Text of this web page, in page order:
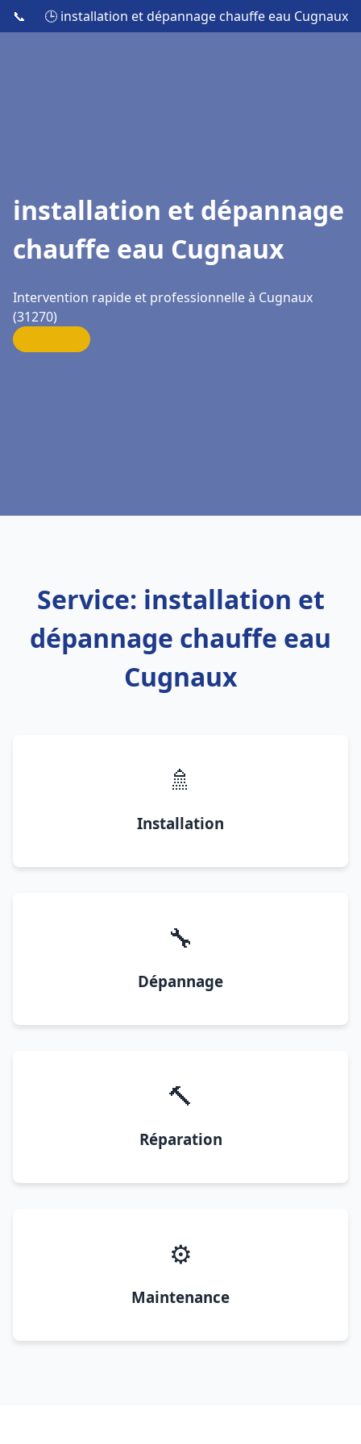
📞 🕒 installation et dépannage chauffe eau Cugnaux
installation et dépannage
chauffe eau Cugnaux
Intervention rapide et professionnelle à Cugnaux
(31270)
Service: installation et
dépannage chauffe eau
Cugnaux
🚿
Installation
🔧
Dépannage
🔨
Réparation
⚙️
Maintenance